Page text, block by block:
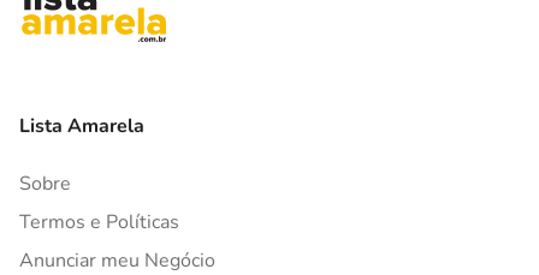
Lista Amarela
Sobre
Termos e Políticas
Anunciar meu Negócio